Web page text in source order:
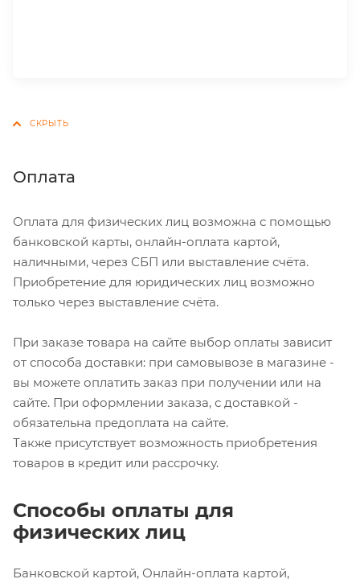
Оплата
Оплата для физических лиц возможна с помощью
банковской карты, онлайн-оплата картой,
наличными, через СБП или выставление счёта.
Приобретение для юридических лиц возможно
только через выставление счёта.
При заказе товара на сайте выбор оплаты зависит
от способа доставки: при самовывозе в магазине -
вы можете оплатить заказ при получении или на
сайте. При оформлении заказа, с доставкой -
обязательна предоплата на сайте.
Также присутствует возможность приобретения
товаров в кредит или рассрочку.
Способы оплаты для
физических лиц
Банковской картой, Онлайн-оплата картой,